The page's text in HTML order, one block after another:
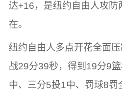
达+16，是纽约自由人攻防
在。
纽约自由人多点开花全面
战29分39秒，得到19分9
中、三分5投1中、罚球8罚